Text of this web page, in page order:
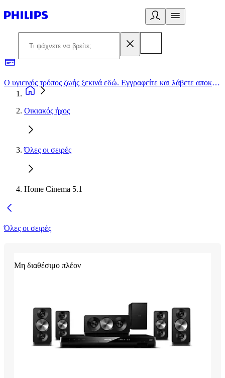
Ο υγιεινός τρόπος ζωής ξεκινά εδώ. Εγγραφείτε και λάβετε αποκλειστικές προσφορές
Οικιακός ήχος
Όλες οι σειρές
Home Cinema 5.1
Όλες οι σειρές
Μη διαθέσιμο πλέον